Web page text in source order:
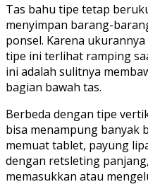
Tas bahu tipe tetap
menyimpan barang-
ponsel. Karena
tipe ini terlihat ramping
ini adalah sulitnya
bagian bawah tas.
Berbeda dengan tipe
bisa menampung banyak
memuat tablet, payung
dengan retsleting
memasukkan atau